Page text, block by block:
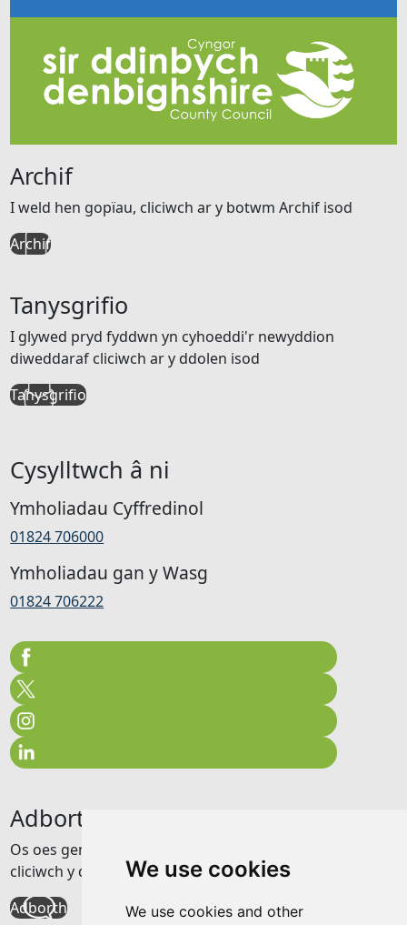
We use cookies
We use cookies and other
Archif
I weld hen gopïau, cliciwch ar y botwm Archif isod
Archif
Tanysgrifio
I glywed pryd fyddwn yn cyhoeddi'r newyddion
diweddaraf cliciwch ar y ddolen isod
Tanysgrifio
Cysylltwch â ni
Ymholiadau Cyffredinol
01824 706000
Ymholiadau gan y Wasg
01824 706222
Adborth
Os oes gennych unrhyw adborth am y wefan hon
cliciwch y ddolen isod
Adborth